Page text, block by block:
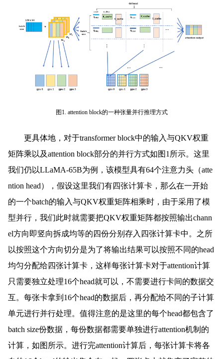
图1. attention block的一种张量并行推理方式
更具体地，对于transformer block中的输入与QKV权重
矩阵乘以及attention block部分的并行方式如图1所示。这里
我们仍以LLaMA-65B为例，该模型具有64个注意力头（atte
ntion head），假设这里我们有四张计算卡，那么在一开始
的一个batch的输入与QKV权重矩阵相乘时，由于采用了模
型并行，我们此时就需要把QKV权重矩阵都按照输出chann
el方向即竖向拆成均等的四份分别存入四张计算卡中。之所
以按照这个方向切分是为了将输出结果可以按照不同的head
均匀分配给四张计算卡，这样每张计算卡对于attention计算
只需要独立处理16个head就可以，不需要进行卡间的数据交
互。每张卡拿到16个head的数据后，再分配给不同的子计算
单元进行并行处理。值得注意的是这里的每个head都包含了
batch size份数据，每份数据都需要单独进行attention机制的
计算，如图所示。进行完attention计算后，每张计算卡将各